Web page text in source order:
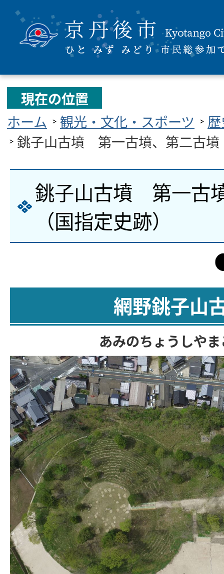
現在の位置
ホーム
観光・文化・スポーツ
銚子山古墳 第一古墳、第二古墳
銚子山古墳 第一古
（国指定史跡）
網野銚子山
あみのちょうしや